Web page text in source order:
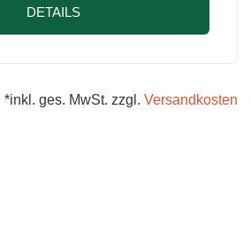
DETAILS
*inkl. ges. MwSt. zzgl. Versandkosten